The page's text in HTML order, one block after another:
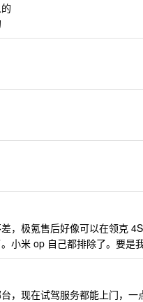
，极氪售后好像可以在领克
小米 op 自己都排除了。要是
，现在试驾服务都能上门，一